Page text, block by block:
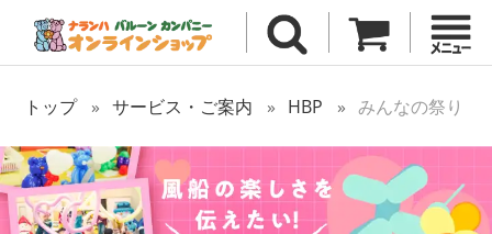
トップ サービス・ご案内 HBP みんなの祭り